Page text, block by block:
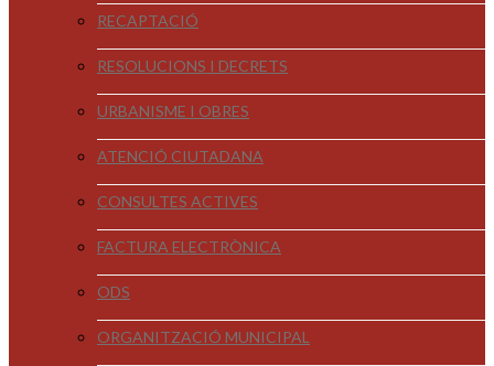
RECAPTACIÓ
RESOLUCIONS I DECRETS
URBANISME I OBRES
ATENCIÓ CIUTADANA
CONSULTES ACTIVES
FACTURA ELECTRÒNICA
ODS
ORGANITZACIÓ MUNICIPAL